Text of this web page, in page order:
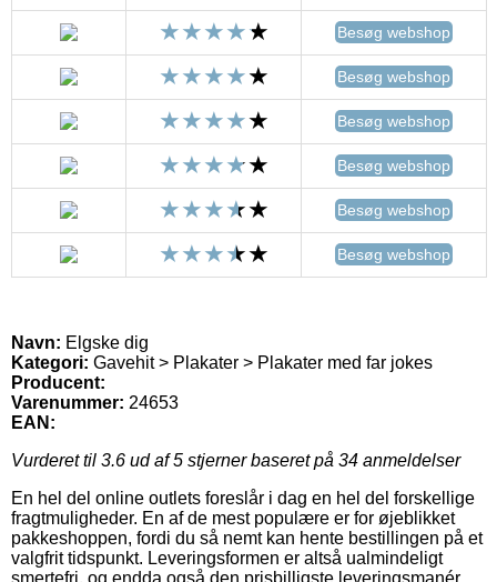
Besøg webshop
Besøg webshop
Besøg webshop
Besøg webshop
Besøg webshop
Besøg webshop
Navn: Elgske dig
Kategori: Gavehit > Plakater > Plakater med far jokes
Producent:
Varenummer: 24653
EAN:
Vurderet til 3.6 ud af 5 stjerner baseret på 34 anmeldelser
En hel del online outlets foreslår i dag en hel del forskellige
fragtmuligheder. En af de mest populære er for øjeblikket
pakkeshoppen, fordi du så nemt kan hente bestillingen på et
valgfrit tidspunkt. Leveringsformen er altså ualmindeligt
smertefri, og endda også den prisbilligste leveringsmanér